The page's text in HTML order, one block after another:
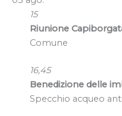
15
Riunione
Comune
16,45
Benedizione delle
Specchio acqueo